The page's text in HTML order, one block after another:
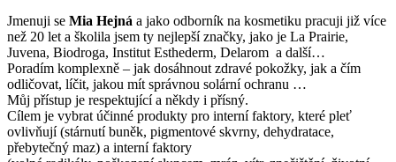
Jmenuji se Mia Hejná a jako odborník na kosmetiku pracuji již více
než 20 let a školila jsem ty nejlepší značky, jako je La Prairie,
Juvena, Biodroga, Institut Esthederm, Delarom a další…
Poradím komplexně – jak dosáhnout zdravé pokožky, jak a čím
odličovat, líčit, jakou mít správnou solární ochranu …
Můj přístup je respektující a někdy i přísný.
Cílem je vybrat účinné produkty pro interní faktory, které pleť
ovlivňují (stárnutí buněk, pigmentové skvrny, dehydratace,
přebytečný maz) a interní faktory